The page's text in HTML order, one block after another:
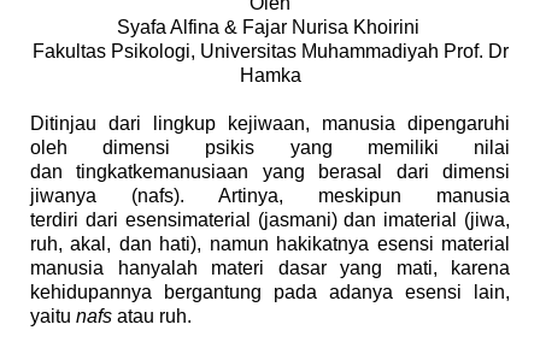
Syafa Alfina & Fajar Nurisa Khoirini
Fakultas Psikologi, Universitas Muhammadiyah Prof. Dr
Hamka
Ditinjau dari lingkup kejiwaan, manusia dipengaruhi
oleh dimensi psikis yang memiliki nilai
dantingkatkemanusiaan yang berasal dari dimensi
jiwanya (nafs). Artinya, meskipun manusia
terdiri dari esensimaterial (jasmani) dan imaterial (jiwa,
ruh, aka , dan hati), namun hakikatnya esensi material
manusia hanyalah materi dasar yang mati, karena
kehidupannya
bergantung pada adanya esensi lain,
yaitu nafs atau ruh.